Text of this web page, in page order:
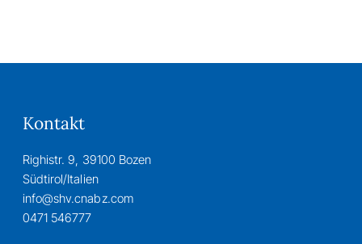
Kontakt
Righistr. 9, 39100 Bozen
Südtirol/Italien
info@shv.cnabz.com
0471 546777